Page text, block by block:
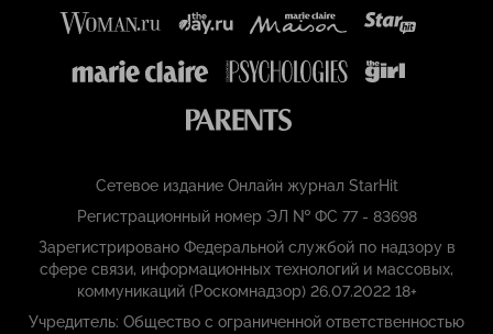
Сетевое издание Онлайн журнал StarHit
Регистрационный номер ЭЛ № ФС 77 - 83698
Зарегистрировано Федеральной службой по надзору в
сфере связи, информационных технологий и массовых,
коммуникаций (Роскомнадзор) 26.07.2022 18+
Учредитель: Общество с ограниченной ответственностью